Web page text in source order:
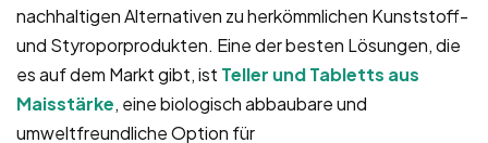
nachhaltigen Alternativen zu herkömmlichen Kunststoff-
und Styroporprodukten. Eine der besten Lösungen, die
es auf dem Markt gibt, ist Teller und Tabletts aus
Maisstärke, eine biologisch abbaubare und
umweltfreundliche Option für